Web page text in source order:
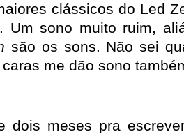
clássicos do Led
Um sono muito ruim,
são os sons. Não sei
me dão sono
dois meses pra